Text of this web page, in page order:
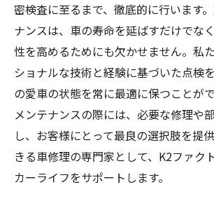
密検査に至るまで、徹底的に行います
ナンスは、車の寿命を延ばすだけでな
性を高めるためにも欠かせません。私
ショナルな技術と経験に基づいた点検
の愛車の状態を常に最適に保つことが
メンテナンスの際には、必要な修理や
し、お客様にとって最良の選択肢を提
きる車修理の専門家として、K2ファク
カーライフをサポートします。